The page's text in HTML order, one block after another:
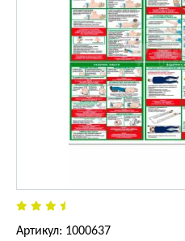
Артикул: 1000637